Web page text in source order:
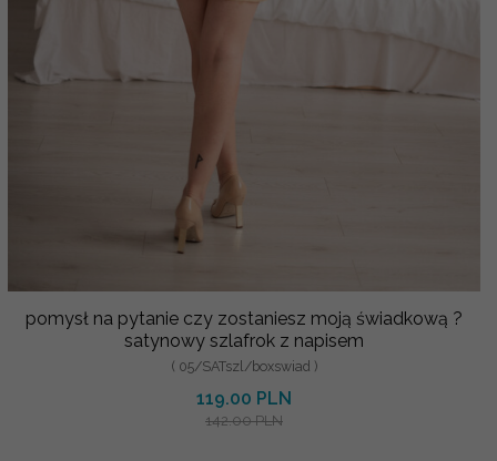
pomysł na pytanie czy zostaniesz moją świadkową ?
satynowy szlafrok z napisem
( 05/SATszl/boxswiad )
119.00 PLN
142.00 PLN